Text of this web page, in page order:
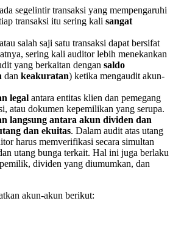
segelintir transaksi yang mempengaruhi
transaksi itu sering kali sangat
salah saji satu transaksi dapat bersifat
sering kali auditor lebih menekankan
yang berkaitan dengan saldo
dan keakuratan) ketika mengaudit akun-
legal antara entitas klien dan pemegang
atau dokumen kepemilikan yang serupa.
langsung antara akun dividen dan
dan ekuitas. Dalam audit atas utang
harus memverifikasi secara simultan
utang bunga terkait. Hal ini juga berlaku
dividen yang diumumkan, dan
akun-akun berikut: